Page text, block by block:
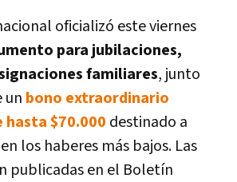
oficializó este viernes
para jubilaciones,
familiares, junto
un bono extraordinario
$70.000 destinado a
los haberes más bajos. Las
publicadas en el Boletín